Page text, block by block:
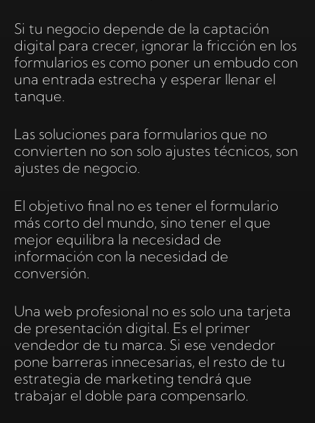
Si tu negocio depende de la captación
digital para crecer, ignorar la fricción en los
formularios es como poner un embudo con
una entrada estrecha y esperar llenar el
tanque.
Las soluciones para formularios que no
convierten no son solo ajustes técnicos, son
ajustes de negocio.
El objetivo final no es tener el formulario
más corto del mundo, sino tener el que
mejor equilibra la necesidad de
información con la necesidad de
conversión.
Una web profesional no es solo una tarjeta
de presentación digital. Es el primer
vendedor de tu marca. Si ese vendedor
pone barreras innecesarias, el resto de tu
estrategia de marketing tendrá que
trabajar el doble para compensarlo.